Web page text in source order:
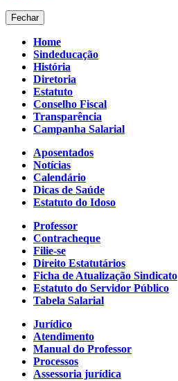
Fechar
Home
Sindeducação
História
Diretoria
Estatuto
Conselho Fiscal
Transparência
Campanha Salarial
Aposentados
Notícias
Calendário
Dicas de Saúde
Estatuto do Idoso
Professor
Contracheque
Filie-se
Direito Estatutários
Ficha de Atualização Sindicato
Estatuto do Servidor Público
Tabela Salarial
Jurídico
Atendimento
Manual do Professor
Processos
Assessoria jurídica